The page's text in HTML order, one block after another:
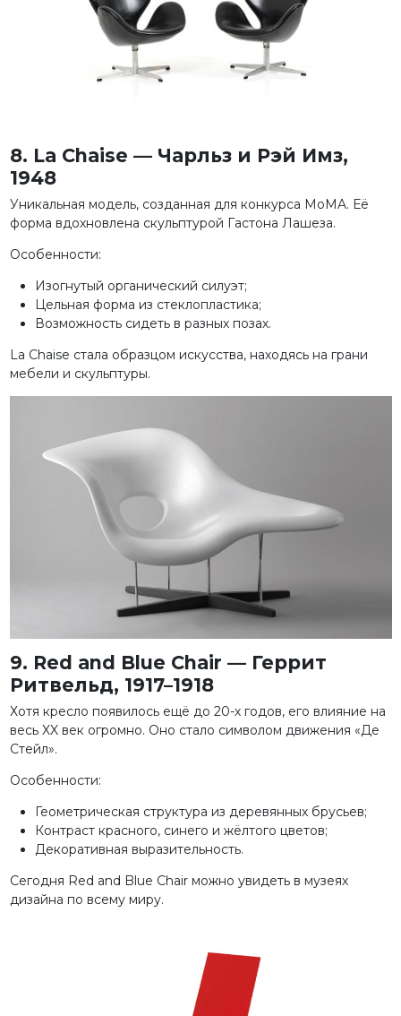
8. La Chaise — Чарльз и Рэй Имз,
1948
Уникальная модель, созданная для конкурса MoMA. Её
форма вдохновлена скульптурой Гастона Лашеза.
Особенности:
Изогнутый органический силуэт;
Цельная форма из стеклопластика;
Возможность сидеть в разных позах.
La Chaise стала образцом искусства, находясь на грани
мебели и скульптуры.
9. Red and Blue Chair — Геррит
Ритвельд, 1917–1918
Хотя кресло появилось ещё до 20-х годов, его влияние на
весь XX век огромно. Оно стало символом движения «Де
Стейл».
Особенности:
Геометрическая структура из деревянных брусьев;
Контраст красного, синего и жёлтого цветов;
Декоративная выразительность.
Сегодня Red and Blue Chair можно увидеть в музеях
дизайна по всему миру.